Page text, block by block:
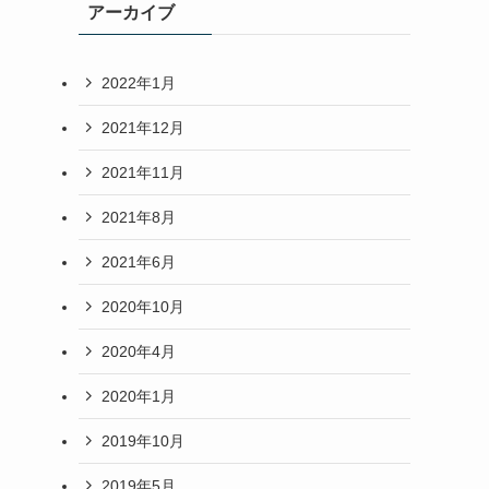
アーカイブ
2022年1月
2021年12月
2021年11月
2021年8月
2021年6月
2020年10月
2020年4月
2020年1月
2019年10月
2019年5月